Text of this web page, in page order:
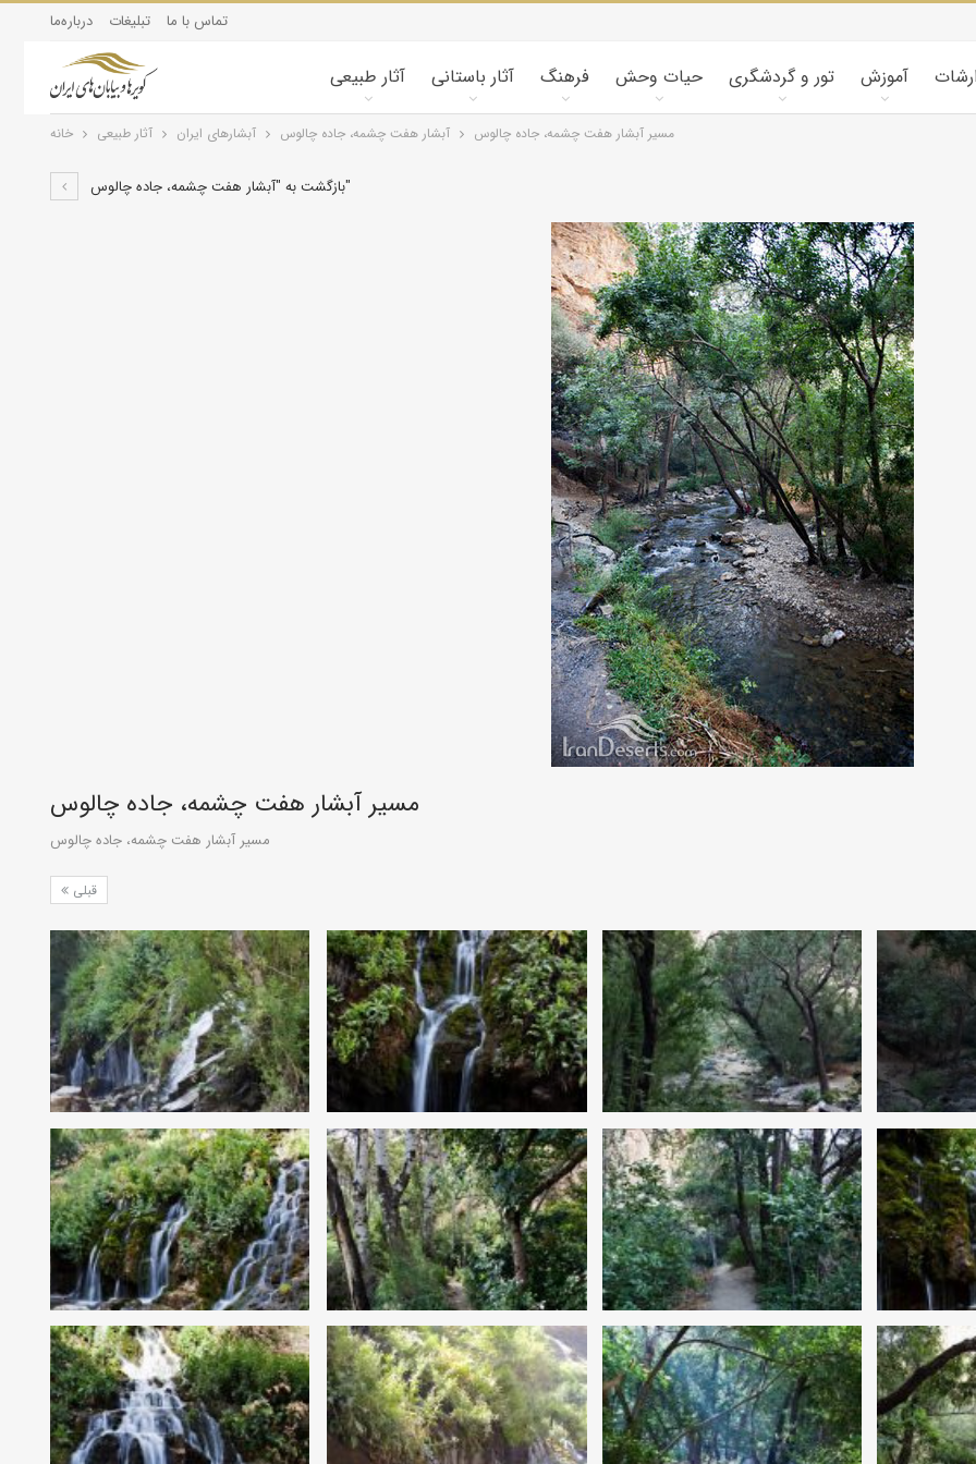
درباره‌ما تبلیغات تماس با ما
آثار طبیعی آثار باستانی فرهنگ حیات وحش تور و گردشگری آموزش
خانه آثار طبیعی آبشارهای ایران آبشار هفت چشمه، جاده چالوس مسیر آبشار هفت چشمه، جاده چالوس
بازگشت به "آبشار هفت چشمه، جاده چالوس"
مسیر آبشار هفت چشمه، جاده چالوس
مسیر آبشار هفت چشمه، جاده چالوس
قبلی